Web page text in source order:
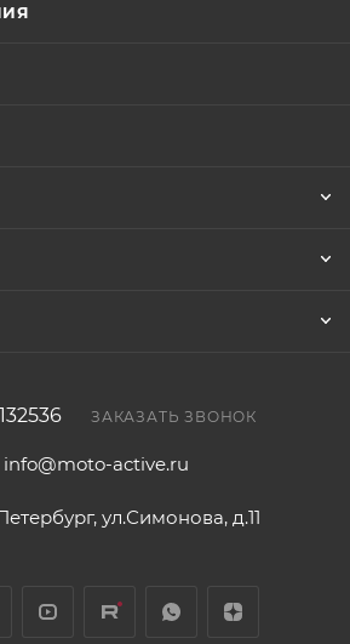
ЗАКАЗАТЬ ЗВОНОК
info@moto-active.ru
ул.Симонова, д.11